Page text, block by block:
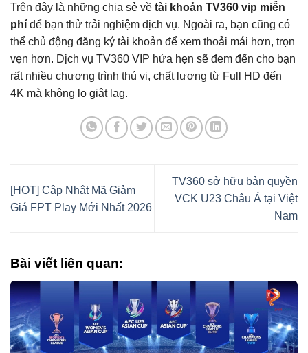
Trên đây là những chia sẻ về tài khoản TV360 vip miễn
phí để bạn thử trải nghiệm dịch vụ. Ngoài ra, bạn cũng có
thể chủ động đăng ký tài khoản để xem thoải mái hơn, trọn
vẹn hơn. Dịch vụ TV360 VIP hứa hẹn sẽ đem đến cho bạn
rất nhiều chương trình thú vị, chất lượng từ Full HD đến
4K mà không lo giật lag.
[HOT] Cập Nhật Mã Giảm
Giá FPT Play Mới Nhất 2026
TV360 sở hữu bản quyền
VCK U23 Châu Á tại Việt
Nam
Bài viết liên quan: